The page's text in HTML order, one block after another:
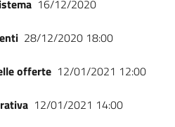
16/12/2020
28/12/2020 18:00
offerte 12/01/2021 12:00
12/01/2021 14:00